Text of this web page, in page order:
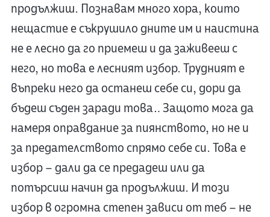
продължиш. Познавам много хора, които
нещастие е съкрушило дните им и наистина
не е лесно да го приемеш и да заживееш с
него, но това е лесният избор. Трудният е
въпреки него да останеш себе си, дори да
бъдеш съден заради това… Защото мога да
намеря оправдание за пиянството, но не и
за предателството спрямо себе си. Това е
избор – дали да се предадеш или да
потърсиш начин да продължиш. И този
избор в огромна степен зависи от теб – не